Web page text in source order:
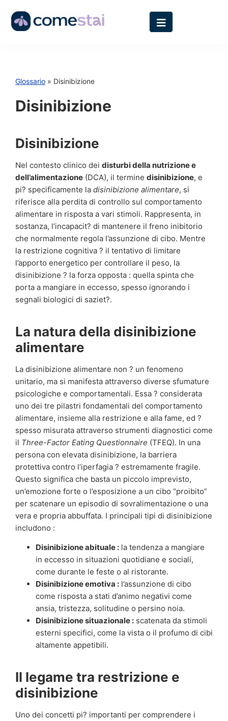
Glossario » Disinibizione
Disinibizione
Disinibizione
Nel contesto clinico dei disturbi della nutrizione e
dell’alimentazione (DCA), il termine disinibizione, e
pi? specificamente la disinibizione alimentare, si
riferisce alla perdita di controllo sul comportamento
alimentare in risposta a vari stimoli. Rappresenta, in
sostanza, l’incapacit? di mantenere il freno inibitorio
che normalmente regola l’assunzione di cibo. Mentre
la restrizione cognitiva ? il tentativo di limitare
l’apporto energetico per controllare il peso, la
disinibizione ? la forza opposta : quella spinta che
porta a mangiare in eccesso, spesso ignorando i
segnali biologici di saziet?.
La natura della disinibizione
alimentare
La disinibizione alimentare non ? un fenomeno
unitario, ma si manifesta attraverso diverse sfumature
psicologiche e comportamentali. Essa ? considerata
uno dei tre pilastri fondamentali del comportamento
alimentare, insieme alla restrizione e alla fame, ed ?
spesso misurata attraverso strumenti diagnostici come
il Three-Factor Eating Questionnaire (TFEQ). In una
persona con elevata disinibizione, la barriera
protettiva contro l’iperfagia ? estremamente fragile.
Questo significa che basta un piccolo imprevisto,
un’emozione forte o l’esposizione a un cibo “proibito”
per scatenare un episodio di sovralimentazione o una
vera e propria abbuffata. I principali tipi di disinibizione
includono :
Disinibizione abituale : la tendenza a mangiare
in eccesso in situazioni quotidiane e sociali,
come durante le feste o al ristorante.
Disinibizione emotiva : l’assunzione di cibo
come risposta a stati d’animo negativi come
ansia, tristezza, solitudine o persino noia.
Disinibizione situazionale : scatenata da stimoli
esterni specifici, come la vista o il profumo di cibi
altamente appetibili.
Il legame tra restrizione e
disinibizione
Uno dei concetti pi? importanti per comprendere i